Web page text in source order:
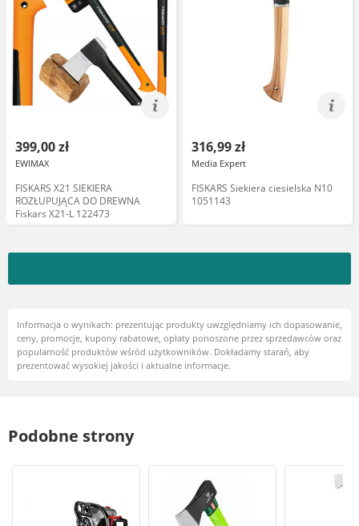
399,00 zł
EWIMAX
FISKARS X21 SIEKIERA
ROZŁUPUJĄCA DO DREWNA
Fiskars X21-L 122473
316,99 zł
Media Expert
FISKARS Siekiera ciesielska N10
1051143
Informacja o wynikach: prezentując produkty uwzględniamy ich dopasowanie,
ceny, promocje, kupony rabatowe, opłaty ponoszone przez sprzedawców oraz
popularność produktów wśród użytkowników. Dokładamy starań, aby
prezentować wysokiej jakości i aktualne informacje.
Podobne strony